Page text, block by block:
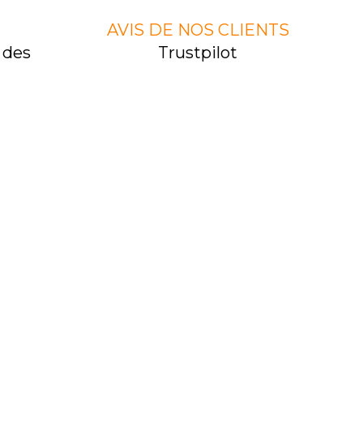
AVIS DE NOS CLIENTS
Trustpilot